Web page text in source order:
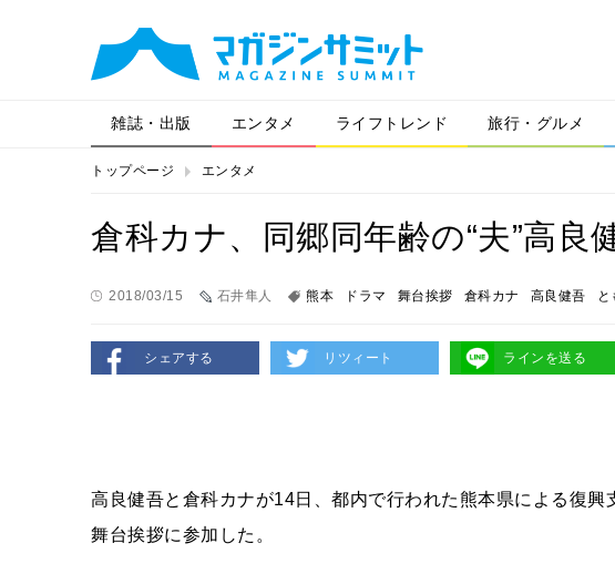
雑誌・出版 エンタメ ライフトレンド 旅行・グルメ
トップページ エンタメ
倉科カナ、同郷同年齢の“夫”高良
2018/03/15 石井隼人 熊本 ドラマ 舞台挨拶 倉科カナ 高良健吾
シェアする リツィート ラインを送る
高良健吾と倉科カナが14日、都内で行われた熊本県による復
舞台挨拶に参加した。